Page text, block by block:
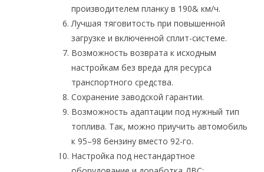
производителем планку в 190& км/ч.
Лучшая тяговитость при повышенной
загрузке и включенной сплит-системе.
Возможность возврата к исходным
настройкам без вреда для ресурса
транспортного средства.
Сохранение заводской гарантии.
Возможность адаптации под нужный тип
топлива. Так, можно приучить автомобиль
к 95–98 бензину вместо 92-го.
Настройка под нестандартное